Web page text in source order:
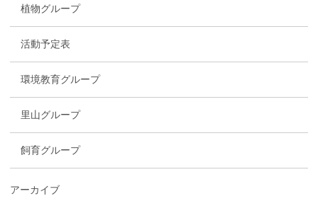
植物グループ
活動予定表
環境教育グループ
里山グループ
飼育グループ
アーカイブ